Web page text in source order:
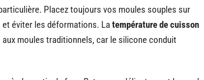
Placez toujours vos moules souples sur
éviter les déformations. La température de cuisson
moules traditionnels, car le silicone conduit